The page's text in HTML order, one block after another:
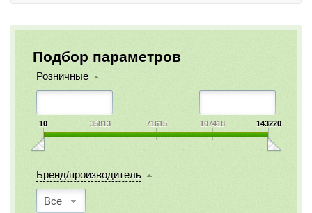
Подбор параметров
Розничные
10 35813 71615 107418 143220
Бренд/производитель
Все